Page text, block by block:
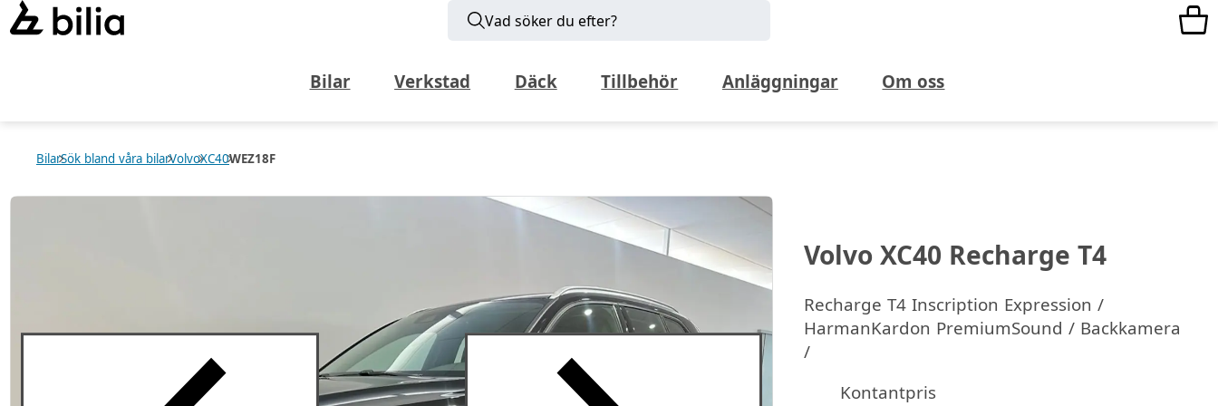
Vad söker du efter?
Bilar Verkstad Däck Tillbehör Anläggningar Om oss
BilarSök bland våra bilarVolvoXC40WEZ18F
Volvo XC40 Recharge T4
Recharge T4 Inscription Expression /
HarmanKardon PremiumSound / Backkamera
/
Kontantpris